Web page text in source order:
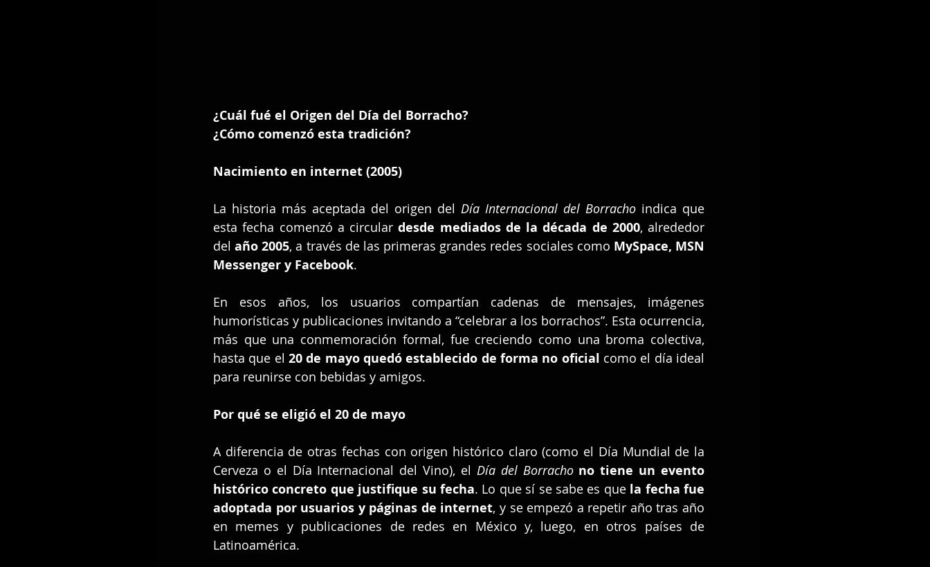
¿Cuál fué el Origen del Día del Borracho?
¿Cómo comenzó esta tradición?
Nacimiento en internet (2005)
La historia más aceptada del origen del Día Internacional del Borracho indica que
esta fecha comenzó a circular desde mediados de la década de 2000, alrededor
del año 2005, a través de las primeras grandes redes sociales como MySpace, MSN
Messenger y Facebook.
En esos años, los usuarios compartían cadenas de mensajes, imágenes
humorísticas y publicaciones invitando a “celebrar a los borrachos”. Esta ocurrencia,
más que una conmemoración formal, fue creciendo como una broma colectiva,
hasta que el 20 de mayo quedó establecido de forma no oficial como el día ideal
para reunirse con bebidas y amigos.
Por qué se eligió el 20 de mayo
A diferencia de otras fechas con origen histórico claro (como el Día Mundial de la
Cerveza o el Día Internacional del Vino), el Día del Borracho no tiene un evento
histórico concreto que justifique su fecha. Lo que sí se sabe es que la fecha fue
adoptada por usuarios y páginas de internet, y se empezó a repetir año tras año
en memes y publicaciones de redes en México y, luego, en otros países de
Latinoamérica.